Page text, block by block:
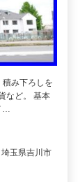
み下ろしを
など。 基本
…
玉県吉川市